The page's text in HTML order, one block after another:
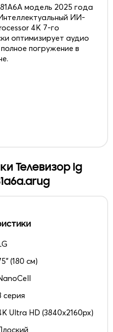
модель 2025 года
ИИ-
4K 7-го
оптимизирует аудио
погружение в
Телевизор lg
(180 см)
серия
Ultra HD (3840x2160px)